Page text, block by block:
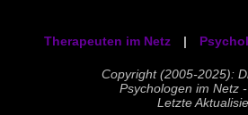
Therapeuten im Netz |
Copyright (2005-2025):
Psychologen im Netz
Letzte